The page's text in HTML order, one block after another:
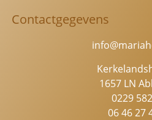
Contactgegevens
1657 LN
0229
06 46 27